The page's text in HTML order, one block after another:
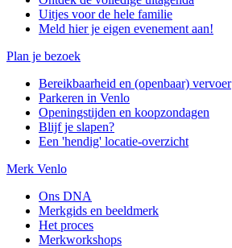
Uitjes voor de hele familie
Meld hier je eigen evenement aan!
Plan je bezoek
Bereikbaarheid en (openbaar) vervoer
Parkeren in Venlo
Openingstijden en koopzondagen
Blijf je slapen?
Een 'hendig' locatie-overzicht
Merk Venlo
Ons DNA
Merkgids en beeldmerk
Het proces
Merkworkshops